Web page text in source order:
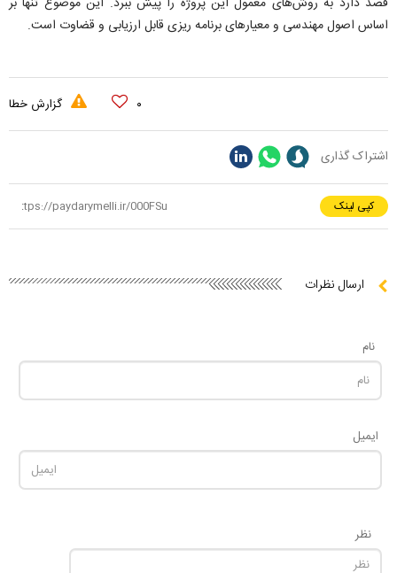
اساس اصول مهندسی و معیارهای برنامه ریزی قابل ارزیابی و قضاوت است.
۰ گزارش خطا
اشتراک گذاری
کپی لینک
ارسال نظرات
نام
ایمیل
نظر